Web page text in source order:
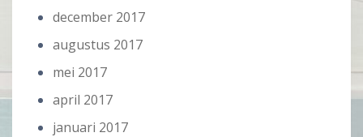
december 2017
augustus 2017
mei 2017
april 2017
januari 2017